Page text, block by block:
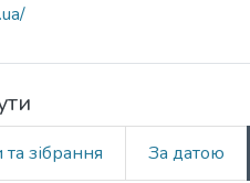
зібрання За датою